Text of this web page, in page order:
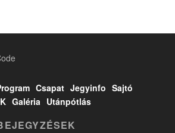
Csapat Jegyinfo Sajtó
Galéria Utánpótlás